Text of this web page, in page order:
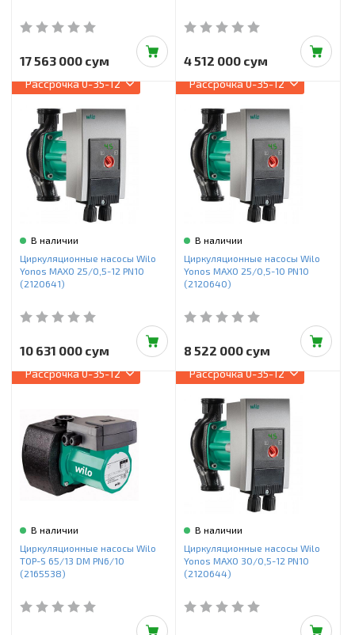
17 563 000 сум 4 512 000 сум
Рассрочка0-35-12
В наличии
Циркуляционные насосы Wilo
Yonos MAXO 25/0,5-12 PN10
(2120641)
10 631 000 сум
Рассрочка0-35-12
В наличии
Циркуляционные насосы Wilo
Yonos MAXO 25/0,5-10 PN10
(2120640)
8 522 000 сум
Рассрочка0-35-12
В наличии
Циркуляционные насосы Wilo
TOP-S 65/13 DM PN6/10
(2165538)
Рассрочка0-35-12
В наличии
Циркуляционные насосы Wilo
Yonos MAXO 30/0,5-12 PN10
(2120644)